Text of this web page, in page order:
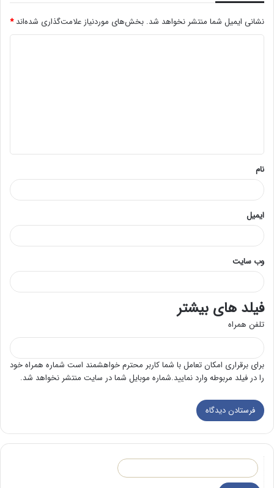
نشانی ایمیل شما منتشر نخواهد شد. بخش‌های موردنیاز علامت‌گذاری شده‌اند*
*
نام
ایمیل
وب‌ سایت
فیلد های بیشتر
تلفن همراه
برای برقراری امکان تعامل با شما کاربر محترم خواهشمند است شماره همراه خود
را در فیلد مربوطه وارد نمایید.شماره موبایل شما در سایت منتشر نخواهد شد.